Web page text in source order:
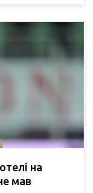
на
мав